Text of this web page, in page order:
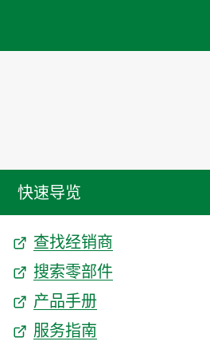
快速导览
查找经销商
搜索零部件
产品手册
服务指南